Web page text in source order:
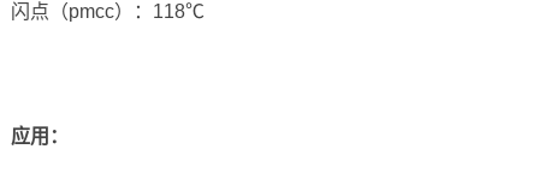
闪点（pmcc）：118℃
应用 ：